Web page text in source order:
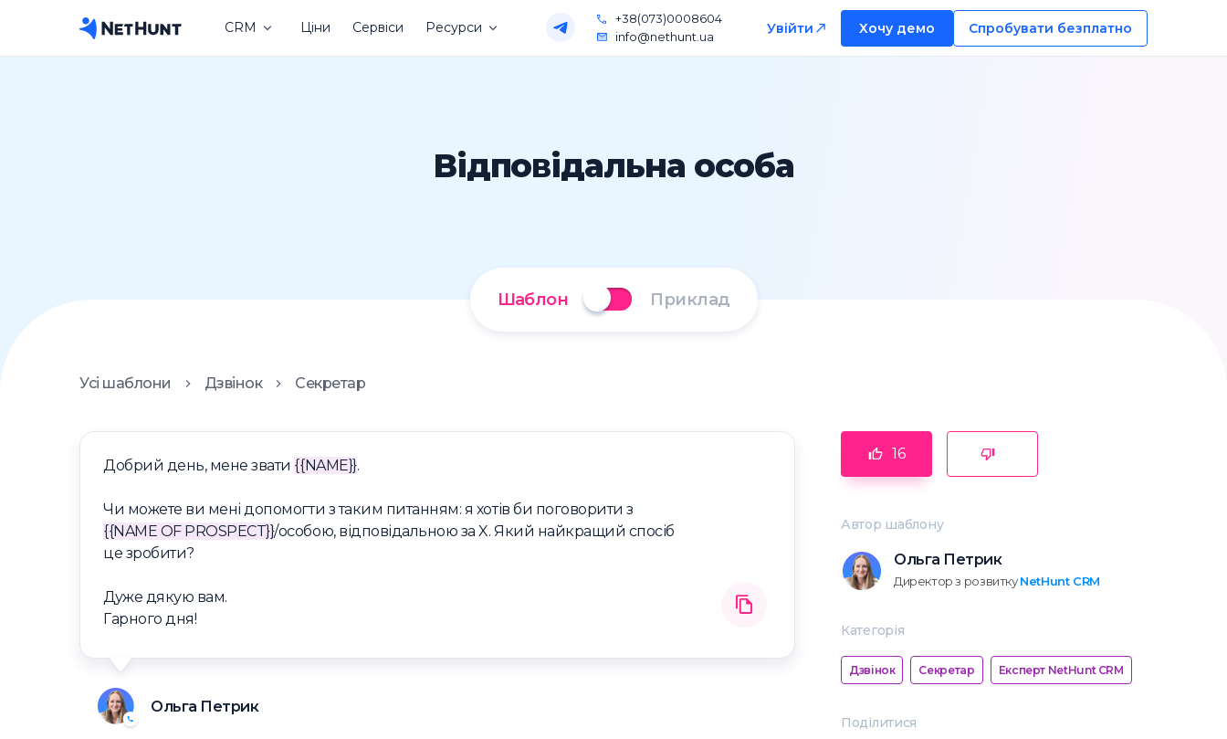
CRM Ціни Сервіси Ресурси
+38(073)0008604
info@nethunt.ua
Увійти Хочу демо Спробувати безплатно
Відповідальна особа
Шаблон Приклад
Усі шаблони Дзвінок Секретар
Добрий день, мене звати {{NAME}}.
Чи можете ви мені допомогти з таким питанням: я хотів би поговорити з
{{NAME OF PROSPECT}}/особою, відповідальною за X. Який найкращий спосіб
це зробити?
Дуже дякую вам.
Гарного дня!
Ольга Петрик
16
Автор шаблону
Ольга Петрик
Директор з розвиткуNetHunt CRM
Категорія
Дзвінок Секретар Експерт NetHunt CRM
Поділитися